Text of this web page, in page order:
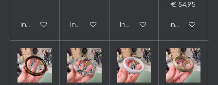
In winkelwagenIn winkelwagenIn winkelwagen
€ 54,95
In